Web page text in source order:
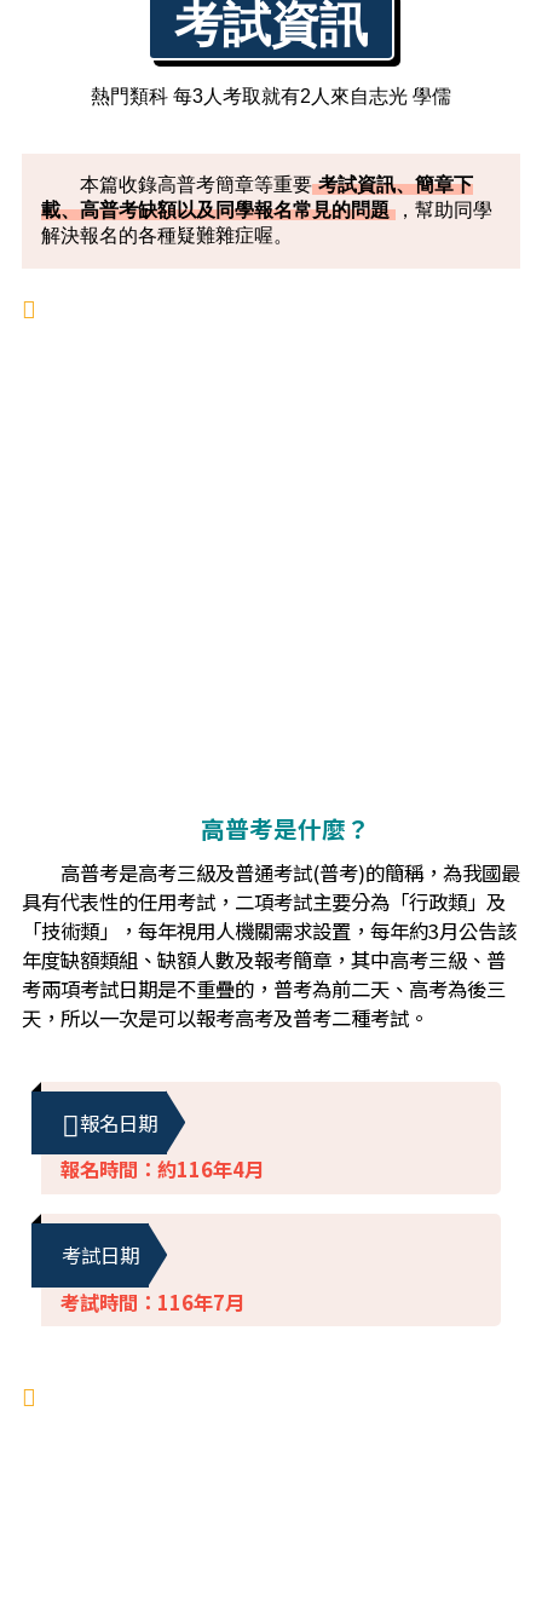
考試資訊
熱門類科 每3人考取就有2人來自志光 學儒
本篇收錄高普考簡章等重要 考試資訊、簡章下
載、高普考缺額以及同學報名常見的問題 ，幫助同學
解決報名的各種疑難雜症喔。
高普考是什麼？
高普考是高考三級及普通考試(普考)的簡稱，為我國最
具有代表性的任用考試，二項考試主要分為「行政類」及
「技術類」，每年視用人機關需求設置，每年約3月公告該
年度缺額類組、缺額人數及報考簡章，其中高考三級、普
考兩項考試日期是不重疊的，普考為前二天、高考為後三
天，所以一次是可以報考高考及普考二種考試。
報名日期
報名時間：約116年4月
考試日期
考試時間：116年7月